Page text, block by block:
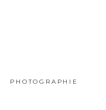
PHOTOGRAPHIE